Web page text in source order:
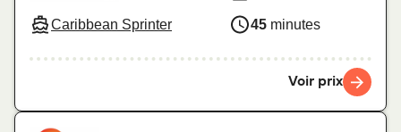
Caribbean Sprinter 45 minutes
Voir prix